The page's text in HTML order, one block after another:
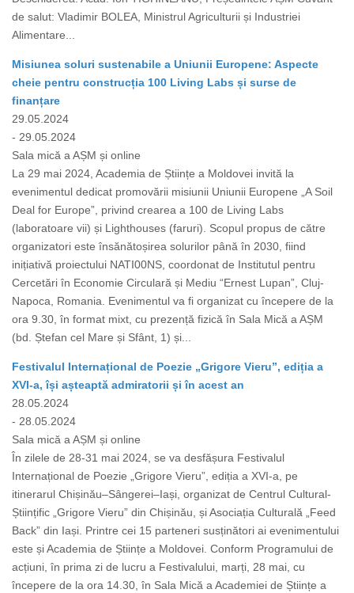
de salut: Vladimir BOLEA, Ministrul Agriculturii și Industriei
Alimentare...
Misiunea soluri sustenabile a Uniunii Europene: Aspecte
cheie pentru construcția 100 Living Labs și surse de
finanțare
29.05.2024
- 29.05.2024
Sala mică a AȘM și online
La 29 mai 2024, Academia de Științe a Moldovei invită la
evenimentul dedicat promovării misiunii Uniunii Europene „A Soil
Deal for Europe”, privind crearea a 100 de Living Labs
(laboratoare vii) și Lighthouses (faruri). Scopul propus de către
organizatori este însănătoșirea solurilor până în 2030, fiind
inițiativă proiectului NATI00NS, coordonat de Institutul pentru
Cercetări în Economie Circulară și Mediu “Ernest Lupan”, Cluj-
Napoca, Romania. Evenimentul va fi organizat cu începere de la
ora 9.30, în format mixt, cu prezență fizică în Sala Mică a AȘM
(bd. Ștefan cel Mare și Sfânt, 1) și...
Festivalul Internațional de Poezie „Grigore Vieru”, ediția a
XVI-a, își așteaptă admiratorii și în acest an
28.05.2024
- 28.05.2024
Sala mică a AȘM și online
În zilele de 28-31 mai 2024, se va desfășura Festivalul
Internațional de Poezie „Grigore Vieru”, ediția a XVI-a, pe
itinerarul Chișinău–Sângerei–Iași, organizat de Centrul Cultural-
Științific „Grigore Vieru” din Chișinău, și Asociația Culturală „Feed
Back” din Iași. Printre cei 15 parteneri susținători ai evenimentului
este și Academia de Științe a Moldovei. Conform Programului de
acțiuni, în prima zi de lucru a Festivalului, marți, 28 mai, cu
începere de la ora 14.30, în Sala Mică a Academiei de Științe a